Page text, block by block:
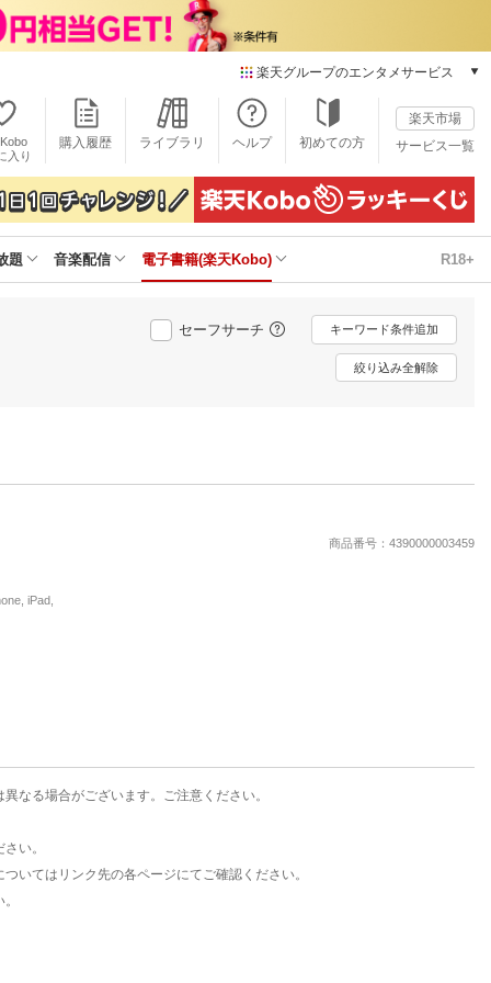
楽天グループのエンタメサービス
本/ゲーム/CD/DVD
楽天ブックス
電子書籍
楽天Kobo
雑誌読み放題
楽天ミュージック
動画配信
楽天TV
動画配信ガイド
推し楽
入り
購入履歴 ライブラリ ヘルプ 初めての方
楽天市場
サービス一覧
題 音楽配信 電子書籍(楽天Kobo) R18+
セーフサーチ キーワード条件追加
絞り込み全解除
商品番号：4390000003459
iPad,
なる場合がございます。ご注意ください。
い。
いてはリンク先の各ページにてご確認ください。